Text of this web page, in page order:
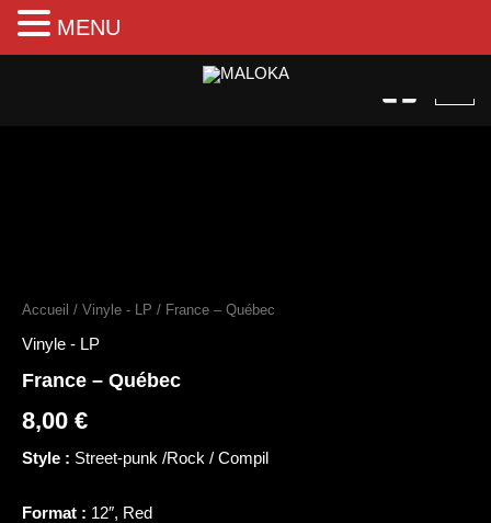
Aller
Accueil / Vinyle - LP / France – Québec
Vinyle - LP
France – Québec
8,00 €
Style : Street-punk /Rock / Compil
Format : 12″, Red
-
Québec
MENU